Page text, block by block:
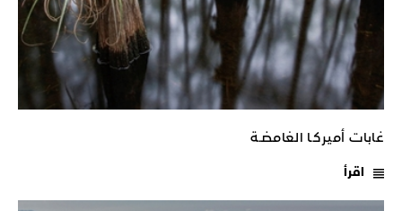
غابات أميركـا الغامضـة
اقرأ